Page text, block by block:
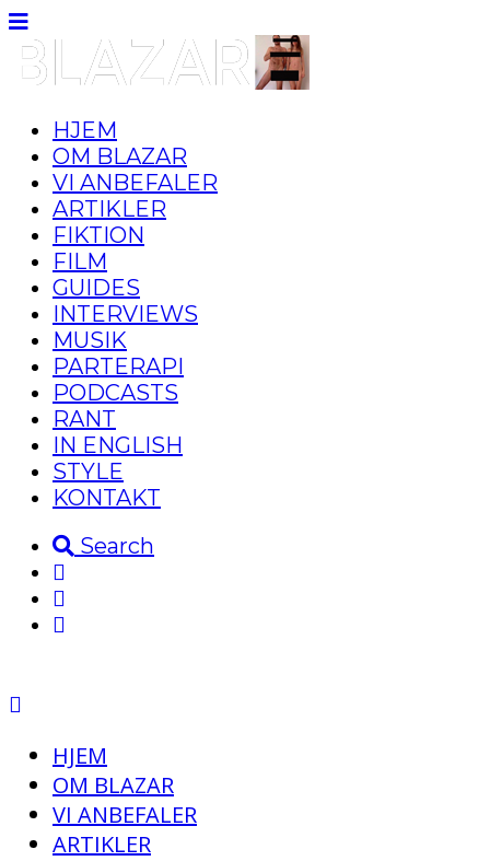
HJEM
OM BLAZAR
VI ANBEFALER
ARTIKLER
FIKTION
FILM
GUIDES
INTERVIEWS
MUSIK
PARTERAPI
PODCASTS
RANT
IN ENGLISH
STYLE
KONTAKT
Search
HJEM
OM BLAZAR
VI ANBEFALER
ARTIKLER